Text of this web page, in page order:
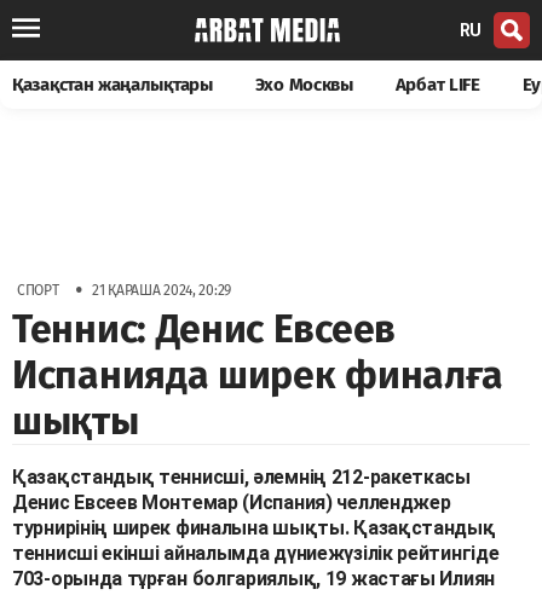
RU
Қазақстан жаңалықтары Эхо Москвы Арбат LIFE
СПОРТ • 21 ҚАРАША 2024, 20:29
Теннис: Денис Евсеев
Испанияда ширек финалға
шықты
Қазақстандық теннисші, әлемнің 212-ракеткасы
Денис Евсеев Монтемар (Испания) челленджер
турнирінің ширек финалына шықты. Қазақстандық
теннисші екінші айналымда дүниежүзілік рейтингіде
703-орында тұрған болгариялық, 19 жастағы Илиян